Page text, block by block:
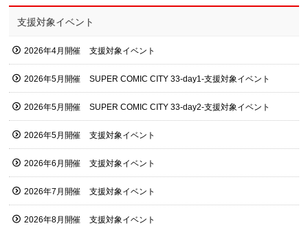
支援対象イベント
2026年4月開催 支援対象イベント
2026年5月開催 SUPER COMIC CITY 33-day1-支援対象イベント
2026年5月開催 SUPER COMIC CITY 33-day2-支援対象イベント
2026年5月開催 支援対象イベント
2026年6月開催 支援対象イベント
2026年7月開催 支援対象イベント
2026年8月開催 支援対象イベント